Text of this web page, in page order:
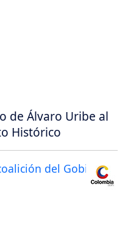
de Álvaro Uribe al
Histórico